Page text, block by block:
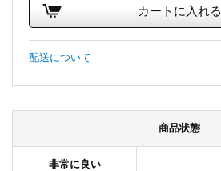
カートに入れる
配送について
商品状態
非常に良い